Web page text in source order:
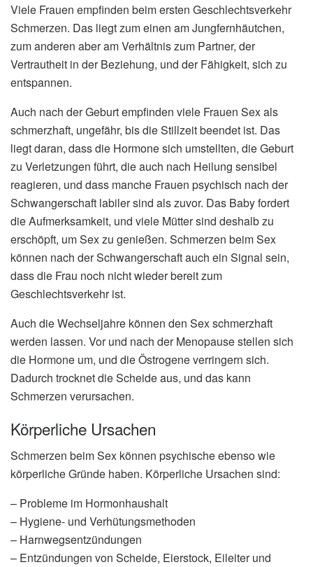
Viele Frauen empfinden beim ersten Geschlechtsverkehr
Schmerzen. Das liegt zum einen am Jungfernhäutchen,
zum anderen aber am Verhältnis zum Partner, der
Vertrautheit in der Beziehung, und der Fähigkeit, sich zu
entspannen.
Auch nach der Geburt empfinden viele Frauen Sex als
schmerzhaft, ungefähr, bis die Stillzeit beendet ist. Das
liegt daran, dass die Hormone sich umstellten, die Geburt
zu Verletzungen führt, die auch nach Heilung sensibel
reagieren, und dass manche Frauen psychisch nach der
Schwangerschaft labiler sind als zuvor. Das Baby fordert
die Aufmerksamkeit, und viele Mütter sind deshalb zu
erschöpft, um Sex zu genießen. Schmerzen beim Sex
können nach der Schwangerschaft auch ein Signal sein,
dass die Frau noch nicht wieder bereit zum
Geschlechtsverkehr ist.
Auch die Wechseljahre können den Sex schmerzhaft
werden lassen. Vor und nach der Menopause stellen sich
die Hormone um, und die Östrogene verringern sich.
Dadurch trocknet die Scheide aus, und das kann
Schmerzen verursachen.
Körperliche Ursachen
Schmerzen beim Sex können psychische ebenso wie
körperliche Gründe haben. Körperliche Ursachen sind:
– Probleme im Hormonhaushalt
– Hygiene- und Verhütungsmethoden
– Harnwegsentzündungen
– Entzündungen von Scheide, Eierstock, Eileiter und